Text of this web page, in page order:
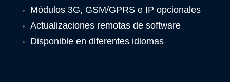
Módulos 3G, GSM/GPRS e IP opcionales
Actualizaciones remotas de software
Disponible en diferentes idiomas